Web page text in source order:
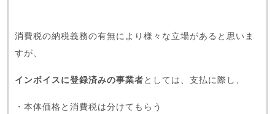
消費税の納税義務の有無により様々な立場があると思いま
すが、
インボイスに登録済みの事業者 としては、支払に際し、
・本体価格と消費税は分けてもらう